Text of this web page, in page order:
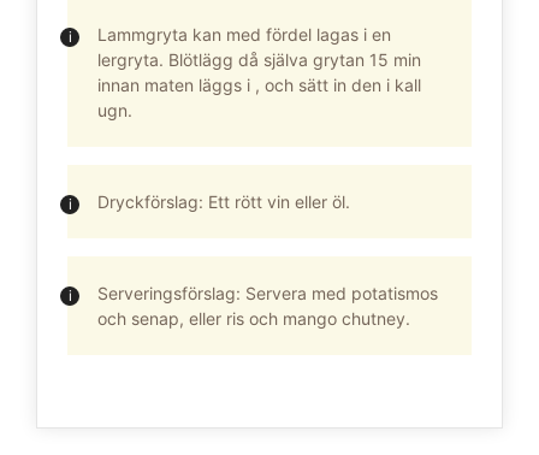
Lammgryta kan med fördel lagas i en
lergryta. Blötlägg då själva grytan 15 min
innan maten läggs i , och sätt in den i kall
ugn.
Dryckförslag: Ett rött vin eller öl.
Serveringsförslag: Servera med potatismos
och senap, eller ris och mango chutney.